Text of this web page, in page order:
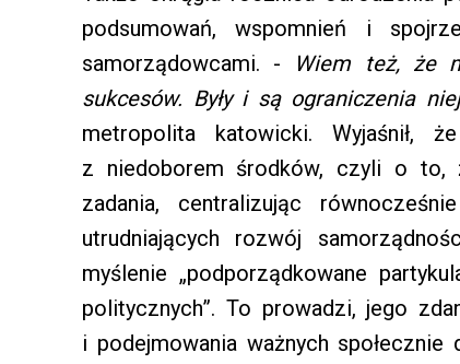
podsumowań, wspomnień i
samorządowcami. -
Wiem też, że
sukcesów. Były i są ograniczenia
metropolita katowicki. Wyjaśnił,
z niedoborem środków, czyli o to,
zadania, centralizując
utrudniających rozwój
myślenie „podporządkowane
politycznych”. To prowadzi, jego
i podejmowania ważnych społecznie